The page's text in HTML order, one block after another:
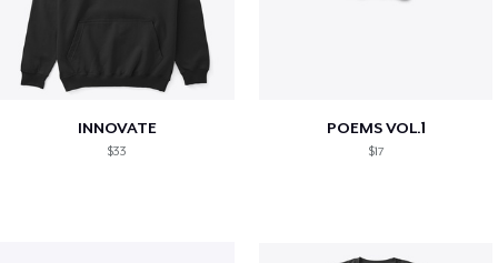
INNOVATE
$33
POEMS VOL.1
$17